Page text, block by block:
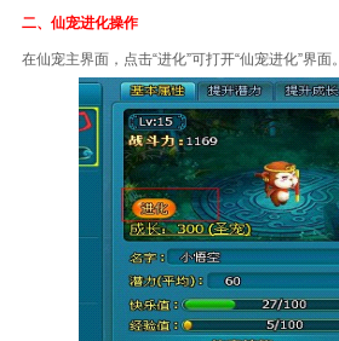
二、仙宠进化操作
在仙宠主界面，点击“进化”可打开“仙宠进化”界面。